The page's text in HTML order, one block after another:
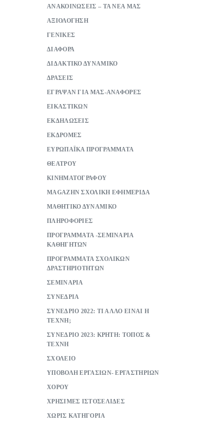
ΑΝΑΚΟΙΝΩΣΕΙΣ – ΤΑ ΝΕΑ ΜΑΣ
ΑΞΙΟΛΟΓΗΣΗ
ΓΕΝΙΚΕΣ
ΔΙΑΦΟΡΑ
ΔΙΔΑΚΤΙΚΟ ΔΥΝΑΜΙΚΟ
ΔΡΑΣΕΙΣ
ΕΓΡΑΨΑΝ ΓΙΑ ΜΑΣ-ΑΝΑΦΟΡΕΣ
ΕΙΚΑΣΤΙΚΩΝ
ΕΚΔΗΛΩΣΕΙΣ
ΕΚΔΡΟΜΕΣ
ΕΥΡΩΠΑΪΚΑ ΠΡΟΓΡΑΜΜΑΤΑ
ΘΕΑΤΡΟΥ
ΚΙΝΗΜΑΤΟΓΡΑΦΟΥ
ΜAGAZHN ΣΧΟΛΙΚΗ ΕΦΗΜΕΡΙΔΑ
ΜΑΘΗΤΙΚΟ ΔΥΝΑΜΙΚΟ
ΠΛΗΡΟΦΟΡΙΕΣ
ΠΡΟΓΡΑΜΜΑΤΑ -ΣΕΜΙΝΑΡΙΑ
ΚΑΘΗΓΗΤΩΝ
ΠΡΟΓΡΑΜΜΑΤΑ ΣΧΟΛΙΚΩΝ
ΔΡΑΣΤΗΡΙΟΤΗΤΩΝ
ΣΕΜΙΝΑΡΙΑ
ΣΥΝΕΔΡΙΑ
ΣΥΝΕΔΡΙΟ 2022: ΤΙ ΑΛΛΟ ΕΙΝΑΙ Η
ΤΕΧΝΗ;
ΣΥΝΕΔΡΙΟ 2023: ΚΡΗΤΗ: ΤΟΠΟΣ &
ΤΕΧΝΗ
ΣΧΟΛΕΙΟ
ΥΠΟΒΟΛΗ ΕΡΓΑΣΙΩΝ- ΕΡΓΑΣΤΗΡΙΩΝ
ΧΟΡΟΥ
ΧΡΗΣΙΜΕΣ ΙΣΤΟΣΕΛΙΔΕΣ
ΧΩΡΙΣ ΚΑΤΗΓΟΡΙΑ